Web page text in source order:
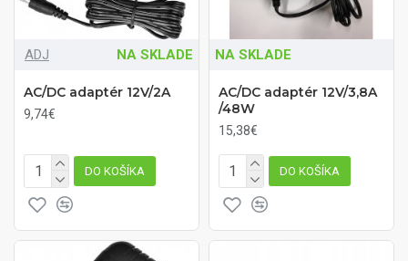
ADJ NA SKLADE
AC/DC adaptér 12V/2A
9,74€
DO KOŠÍKA
NA SKLADE
AC/DC adaptér 12V/3,8A
/48W
15,38€
DO KOŠÍKA